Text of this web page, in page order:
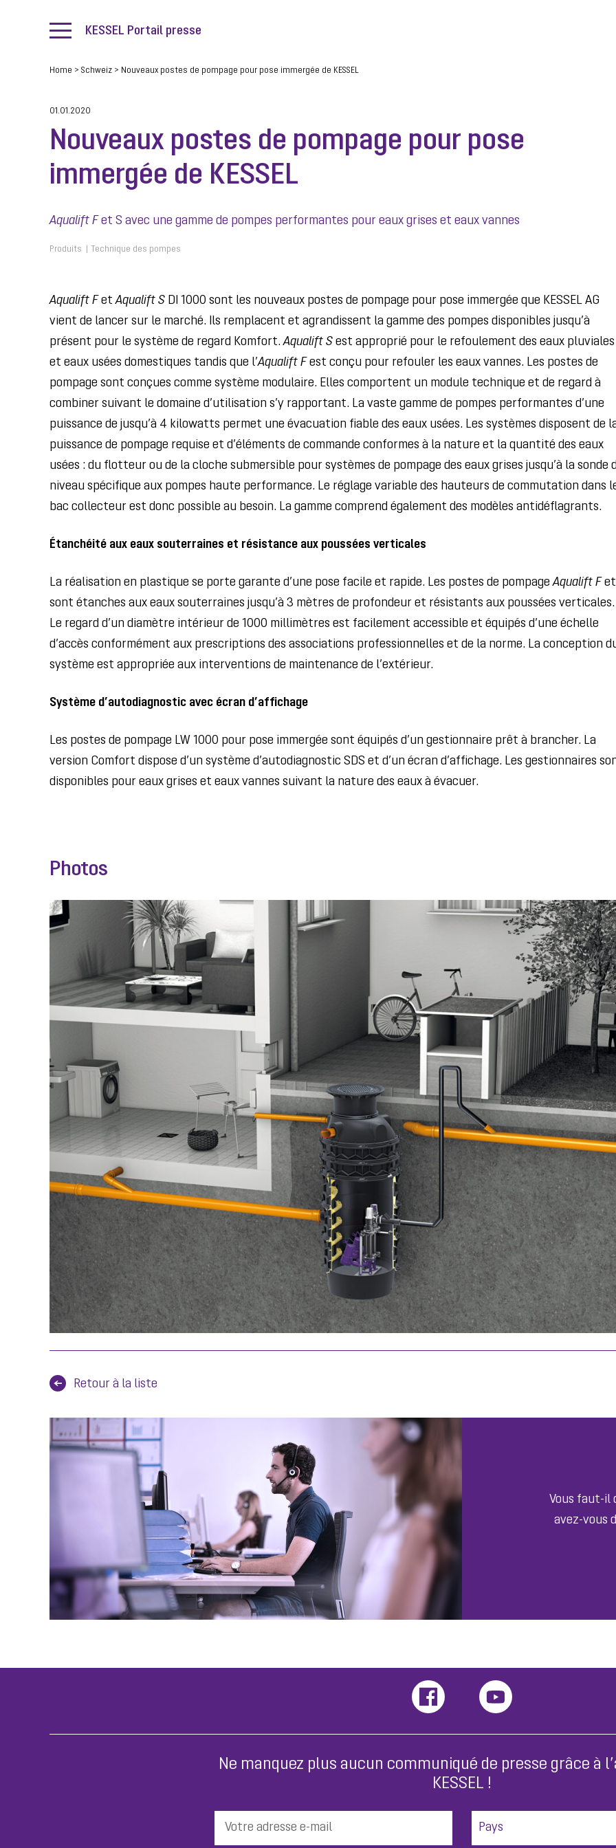
KESSEL Portail presse
Home > Schweiz > Nouveaux postes de pompage pour pose immergée de KESSEL
01.01.2020
Nouveaux postes de pompage pour pose
immergée de KESSEL
Aqualift F et S avec une gamme de pompes performantes pour eaux grises et eaux vannes
Produits Technique des pompes
Aqualift F etAqualift S DI 1000 sont les nouveaux postes de pompage pour pose immergée que KESSEL AG
vient de lancer sur le marché. Ils remplacent et agrandissent la gamme des pompes disponibles jusqu’à
présent pour le système de regard Komfort.Aqualift S est approprié pour le refoulement des eaux pluviales
et eaux usées domestiques tandis que l’Aqualift F est conçu pour refouler les eaux vannes. Les postes de
pompage sont conçues comme système modulaire. Elles comportent un module technique et de regard à
combiner suivant le domaine d’utilisation s’y rapportant. La vaste gamme de pompes performantes d’une
puissance de jusqu’à 4 kilowatts permet une évacuation fiable des eaux usées. Les systèmes disposent de
puissance de pompage requise et d’éléments de commande conformes à la nature et la quantité des eaux
usées : du flotteur ou de la cloche submersible pour systèmes de pompage des eaux grises jusqu’à la sonde
niveau spécifique aux pompes haute performance. Le réglage variable des hauteurs de commutation dans
bac collecteur est donc possible au besoin. La gamme comprend également des modèles antidéflagrants.
Étanchéité aux eaux souterraines et résistance aux poussées verticales
La réalisation en plastique se porte garante d’une pose facile et rapide. Les postes de pompageAqualift F
sont étanches aux eaux souterraines jusqu’à 3 mètres de profondeur et résistants aux poussées verticales.
Le regard d’un diamètre intérieur de 1000 millimètres est facilement accessible et équipés d’une échelle
d’accès conformément aux prescriptions des associations professionnelles et de la norme. La conception
système est appropriée aux interventions de maintenance de l’extérieur.
Système d’autodiagnostic avec écran d’affichage
Les postes de pompage LW 1000 pour pose immergée sont équipés d’un gestionnaire prêt à brancher. La
version Comfort dispose d’un système d’autodiagnostic SDS et d’un écran d’affichage. Les gestionnaires
disponibles pour eaux grises et eaux vannes suivant la nature des eaux à évacuer.
Photos
Retour à la liste
Vous faut-il
avez-vous
Ne manquez plus aucun communiqué de presse grâce à
KESSEL !
Pays